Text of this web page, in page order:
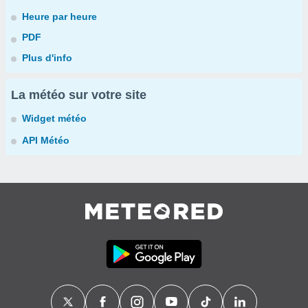
Heure par heure
PDF
Plus d'info
La météo sur votre site
Widget météo
API Météo